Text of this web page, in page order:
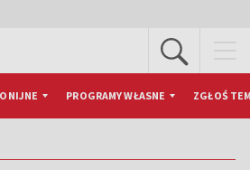
PROGRAMY WŁASNE ZGŁOŚ